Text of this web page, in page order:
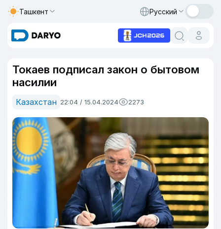
Ташкент Русский
Токаев подписал закон о бытовом
насилии
Казахстан 22:04 / 15.04.2024 2273